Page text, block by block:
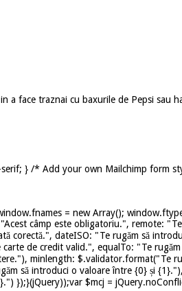
face traznai cu baxurile de Pepsi sau
} /* Add your own Mailchimp form
= new Array();
câmp este obligatoriu.", remote:
corectă.", dateISO: "Te rugăm să
de credit valid.", equalTo: "Te
minlength: $.validator.format("Te
să introduci o valoare între {0} și
});}(jQuery));var $mcj =